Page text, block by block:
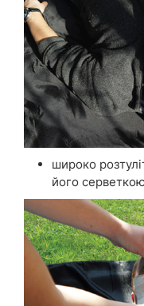
широко
його